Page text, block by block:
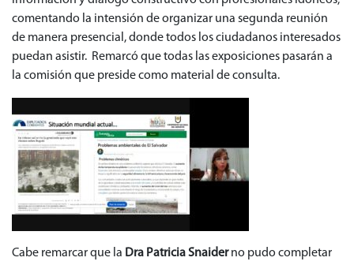
comentando la intensión de organizar una segunda reunión
de manera presencial, donde todos los ciudadanos interesados
puedan asistir. Remarcó que todas las exposiciones pasarán a
la comisión que preside como material de consulta.
Cabe remarcar que la Dra Patricia Snaiderno pudo completar